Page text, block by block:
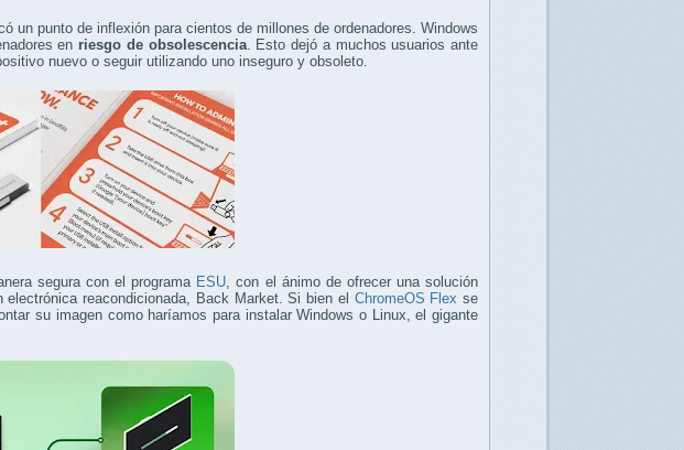
un punto de inflexión para cientos de millones de ordenadores. Windows
en riesgo de obsolescencia. Esto dejó a muchos usuarios ante
nuevo o seguir utilizando uno inseguro y obsoleto.
segura con el programa ESU , con el ánimo de ofrecer una solución
reacondicionada, Back Market. Si bien el ChromeOS Flex se
su imagen como haríamos para instalar Windows o Linux, el gigante